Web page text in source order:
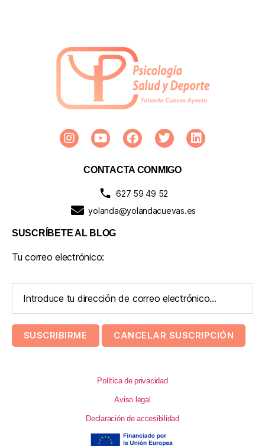
CONTACTA CONMIGO
627 59 49 52
yolanda@yolandacuevas.es
SUSCRÍBETE AL BLOG
Tu correo electrónico:
Política de privacidad
Aviso legal
Declaración de accesibilidad